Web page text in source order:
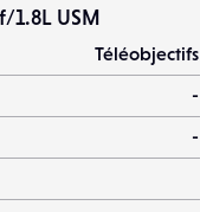
1.8L USM
Téléobjectifs
-
-